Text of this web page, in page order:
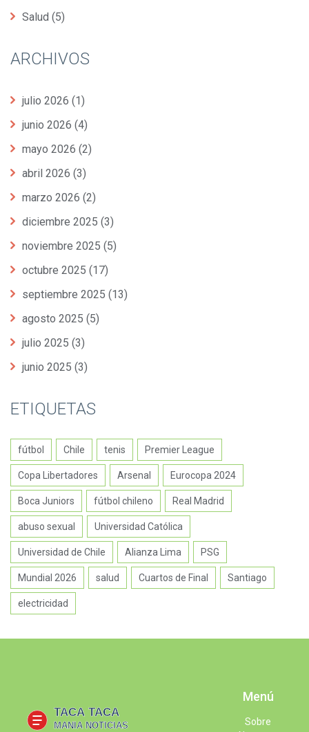
Salud (5)
ARCHIVOS
julio 2026 (1)
junio 2026 (4)
mayo 2026 (2)
abril 2026 (3)
marzo 2026 (2)
diciembre 2025 (3)
noviembre 2025 (5)
octubre 2025 (17)
septiembre 2025 (13)
agosto 2025 (5)
julio 2025 (3)
junio 2025 (3)
ETIQUETAS
fútbol Chile tenis Premier League
Copa Libertadores Arsenal Eurocopa 2024
Boca Juniors fútbol chileno Real Madrid
abuso sexual Universidad Católica
Universidad de Chile Alianza Lima PSG
Mundial 2026 salud Cuartos de Final Santiago
electricidad
Menú
Sobre